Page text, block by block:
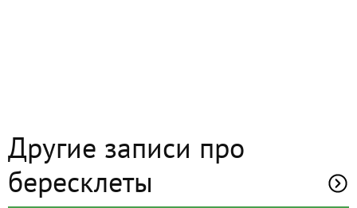
Другие записи про
бересклеты